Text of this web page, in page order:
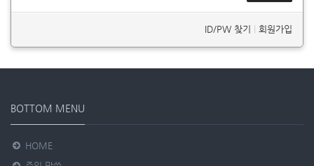
ID/PW 찾기 회원가입
BOTTOM MENU
HOME